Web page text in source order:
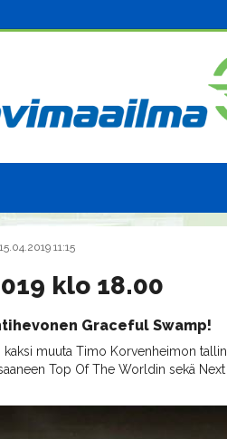
11:15
klo 18.00
Graceful Swamp!
muuta Timo Korvenheimon tallin
Top Of The Worldin sekä Next